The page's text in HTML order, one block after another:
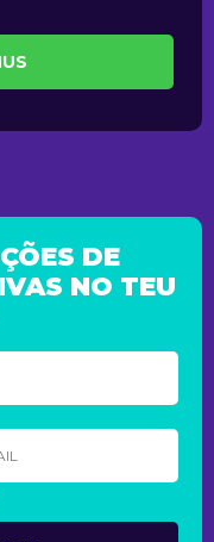
DE
NO TEU